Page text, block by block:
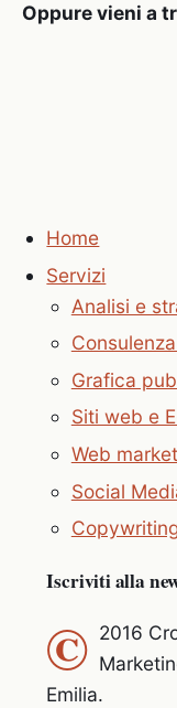
Oppure vieni a
Home
Servizi
Analisi e
Grafica
Siti web e
Web
Social
Iscriviti alla
© 2016
Emilia.